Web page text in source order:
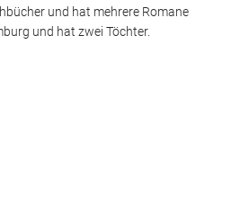
und hat mehrere Romane
und hat zwei Töchter.